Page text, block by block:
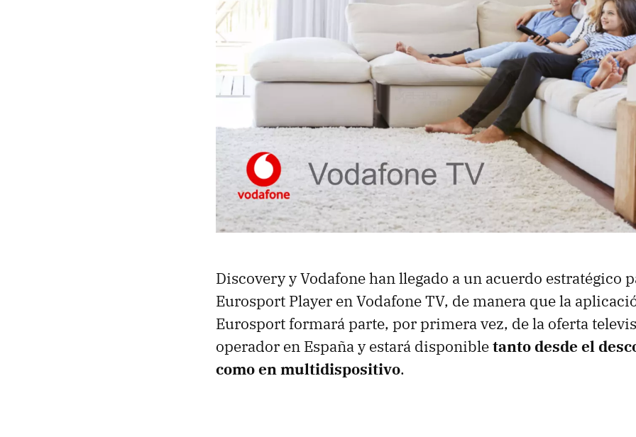
Discovery y Vodafone han llegado a un acuerdo estratégico
Eurosport Player en Vodafone TV, de manera que la
Eurosport formará parte, por primera vez, de la oferta
operador en España y estará disponibletanto desde el
como en multidispositivo.